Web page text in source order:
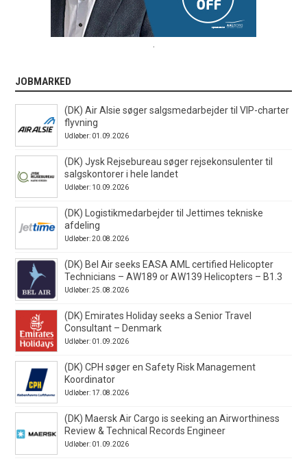
JOBMARKED
(DK) Air Alsie søger salgsmedarbejder til VIP-charter
flyvning
Udløber: 01.09.2026
(DK) Jysk Rejsebureau søger rejsekonsulenter til
salgskontorer i hele landet
Udløber: 10.09.2026
(DK) Logistikmedarbejder til Jettimes tekniske
afdeling
Udløber: 20.08.2026
(DK) Bel Air seeks EASA AML certified Helicopter
Technicians – AW189 or AW139 Helicopters – B1.3
Udløber: 25.08.2026
(DK) Emirates Holiday seeks a Senior Travel
Consultant – Denmark
Udløber: 01.09.2026
(DK) CPH søger en Safety Risk Management
Koordinator
Udløber: 17.08.2026
(DK) Maersk Air Cargo is seeking an Airworthiness
Review & Technical Records Engineer
Udløber: 01.09.2026